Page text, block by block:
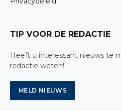
TIP VOOR DE REDACTIE
Heeft u interessant nieuws te
redactie weten!